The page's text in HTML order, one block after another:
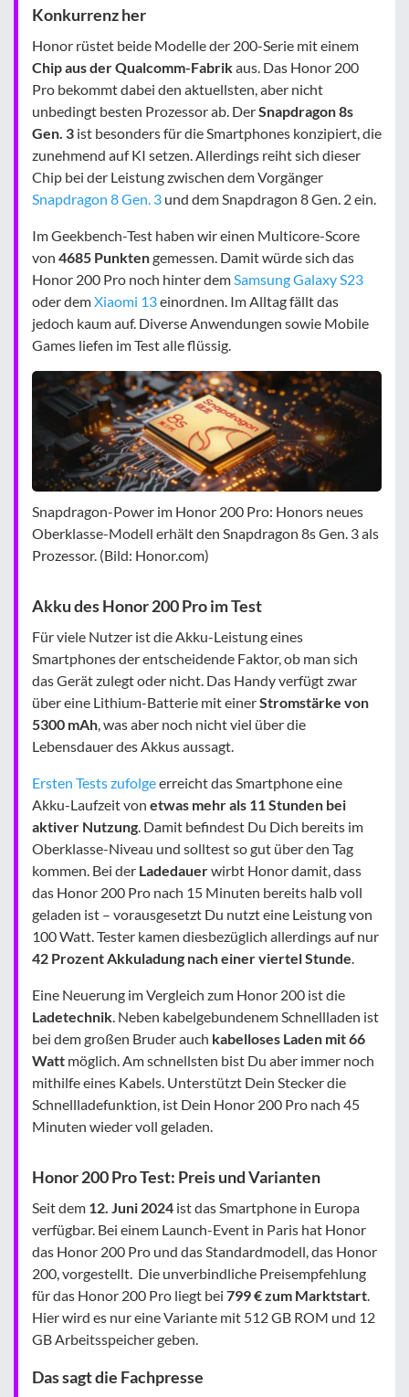
Konkurrenz her
Honor rüstet beide Modelle der 200-Serie mit einem
Chip aus der Qualcomm-Fabrikaus. Das Honor 200
Pro bekommt dabei den aktuellsten, aber nicht
unbedingt besten Prozessor ab. DerSnapdragon 8s
Gen. 3 ist besonders für die Smartphones konzipiert, die
zunehmend auf KI setzen. Allerdings reiht sich dieser
Chip bei der Leistung zwischen dem Vorgänger
Snapdragon 8 Gen. 3 und dem Snapdragon 8 Gen. 2 ein.
Im Geekbench-Test haben wir einen Multicore-Score
von 4685 Punktengemessen. Damit würde sich das
Honor 200 Pro noch hinter dem Samsung Galaxy S23
oder demXiaomi 13einordnen. Im Alltag fällt das
jedoch kaum auf. Diverse Anwendungen sowie Mobile
Games liefen im Test alle flüssig.
Snapdragon-Power im Honor 200 Pro: Honors neues
Oberklasse-Modell erhält den Snapdragon 8s Gen. 3 als
Prozessor. (Bild: Honor.com)
Akku des Honor 200 Pro im Test
Für viele Nutzer ist die Akku-Leistung eines
Smartphones der entscheidende Faktor, ob man sich
das Gerät zulegt oder nicht. Das Handy verfügt zwar
über eine Lithium-Batterie mit einerStromstärke von
5300 mAh, was aber noch nicht viel über die
Lebensdauer des Akkus aussagt.
Ersten Tests zufolgeerreicht das Smartphone eine
Akku-Laufzeit von etwas mehr als 11 Stunden bei
aktiver Nutzung. Damit befindest Du Dich bereits im
Oberklasse-Niveau und solltest so gut über den Tag
kommen. Bei der Ladedauerwirbt Honor damit, dass
das Honor 200 Pro nach 15 Minuten bereits halb voll
geladen ist – vorausgesetzt Du nutzt eine Leistung von
100 Watt. Tester kamen diesbezüglich allerdings auf nur
42 Prozent Akkuladung nach einer viertel Stunde.
Eine Neuerung im Vergleich zum Honor 200 ist die
Ladetechnik. Neben kabelgebundenem Schnellladen ist
bei dem großen Bruder auch kabelloses Laden mit 66
Watt möglich. Am schnellsten bist Du aber immer noch
mithilfe eines Kabels. Unterstützt Dein Stecker die
Schnellladefunktion, ist Dein Honor 200 Pro nach 45
Minuten wieder voll geladen.
Honor 200 Pro Test: Preis und Varianten
Seit dem 12. Juni 2024 ist das Smartphone in Europa
verfügbar. Bei einem Launch-Event in Paris hat Honor
das Honor 200 Pro und das Standardmodell, das Honor
200, vorgestellt. Die unverbindliche Preisempfehlung
für das Honor 200 Pro liegt bei 799 € zum Marktstart.
Hier wird es nur eine Variante mit 512 GB ROM und 12
GB Arbeitsspeicher geben.
Das sagt die Fachpresse